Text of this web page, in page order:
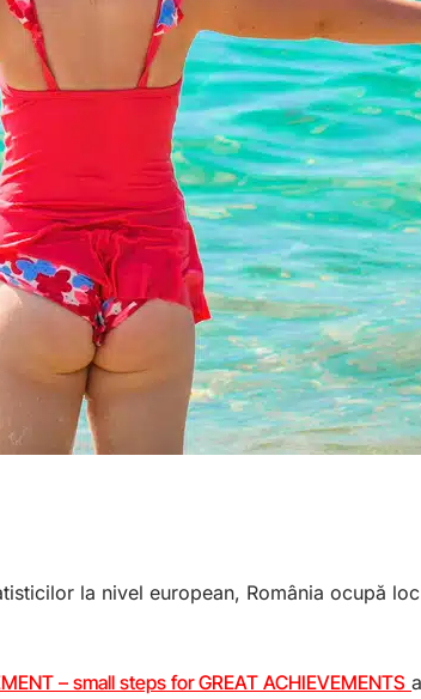
la nivel european, România ocupă
– small steps for GREAT ACHIEVEMENTS